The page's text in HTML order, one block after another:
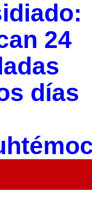
24
días